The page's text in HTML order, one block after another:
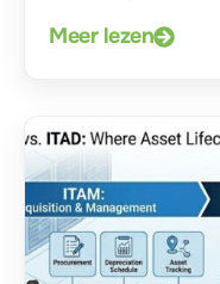
Meer lezen